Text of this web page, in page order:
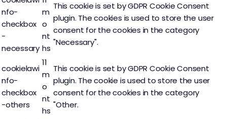
nfo-
checkbox
-
necessary
m
o
nt
hs
This cookie is set by GDPR Cookie Consent
plugin. The cookies is used to store the user
consent for the cookies in the category
"Necessary".
cookielawi
nfo-
checkbox
-others
11
m
o
nt
hs
This cookie is set by GDPR Cookie Consent
plugin. The cookie is used to store the user
consent for the cookies in the category
"Other.